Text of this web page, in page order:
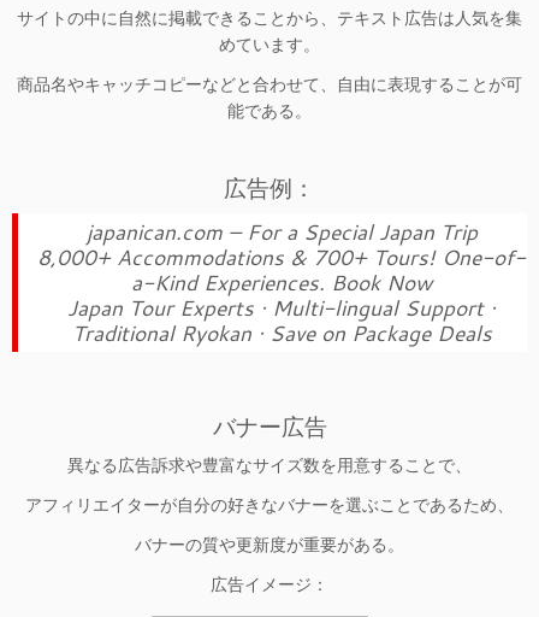
サイトの中に自然に掲載できることから、テキスト広告は人気を集
めています。
商品名やキャッチコピーなどと合わせて、自由に表現することが可
能である。
広告例：
japanican.com – For a Special Japan Trip‎
8,000+ Accommodations & 700+ Tours! One-of-
a-Kind Experiences. Book Now
Japan Tour Experts · Multi-lingual Support ·
Traditional Ryokan · Save on Package Deals
バナー広告
異なる広告訴求や豊富なサイズ数を用意することで、
アフィリエイターが自分の好きなバナーを選ぶことであるため、
バナーの質や更新度が重要がある。
広告イメージ：